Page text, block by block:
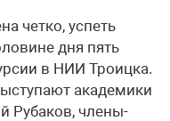
четко, успеть
дня пять
в НИИ Троицка.
академики
Рубаков, члены-